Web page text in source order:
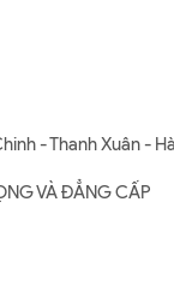
- Thanh Xuân -
VÀ ĐẲNG CẤP